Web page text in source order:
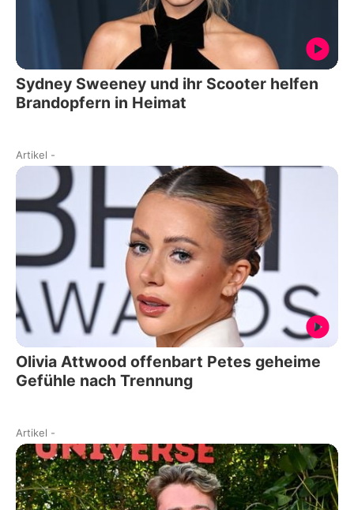
Sydney Sweeney und ihr Scooter helfen
Brandopfern in Heimat
Artikel -
Olivia Attwood offenbart Petes geheime
Gefühle nach Trennung
Artikel -